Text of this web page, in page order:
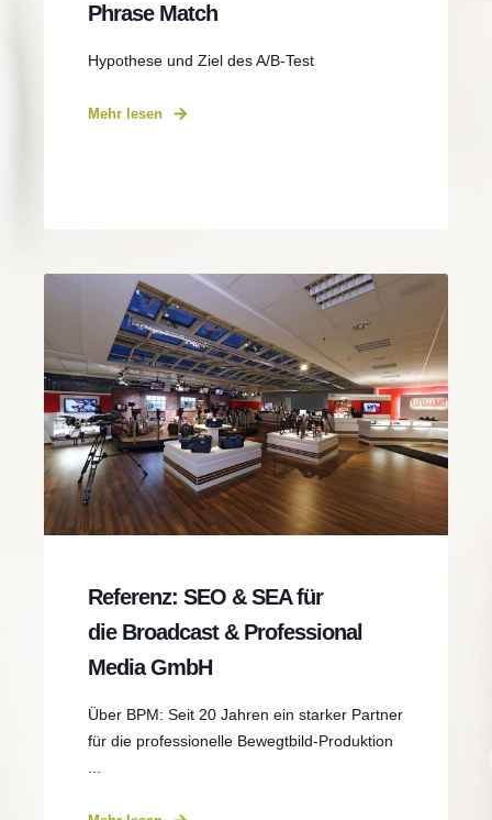
Phrase Match
Hypothese und Ziel des A/B-Test
Mehr lesen
Referenz: SEO & SEA für
die Broadcast & Professional
Media GmbH
Über BPM: Seit 20 Jahren ein starker Partner
für die professionelle Bewegtbild-Produktion